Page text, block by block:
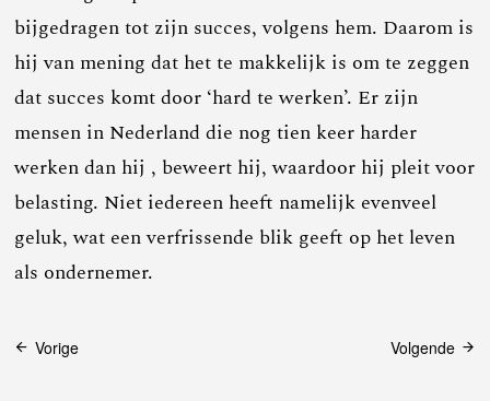
bijgedragen tot zijn succes, volgens hem. Daarom is
hij van mening dat het te makkelijk is om te zeggen
dat succes komt door ‘hard te werken’. Er zijn
mensen in Nederland die nog tien keer harder
werken dan hij , beweert hij, waardoor hij pleit voor
belasting. Niet iedereen heeft namelijk evenveel
geluk, wat een verfrissende blik geeft op het leven
als ondernemer.
Bericht
Vorige Volgende